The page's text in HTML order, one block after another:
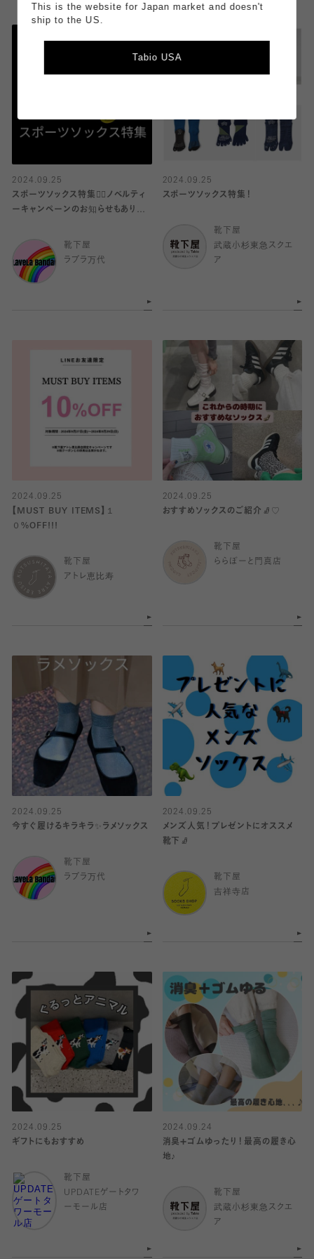
2024.09.25
スポーツソックス特集🏃‍♀️ノベルティ
ーキャンペーンのお知らせもありま
靴下屋
ラブラ万代
2024.09.25
スポーツソックス特集！
靴下屋
武蔵小杉東急スクエ
ア
2024.09.25
【MUST BUY ITEMS】１
０%OFF!!!
靴下屋
アトレ恵比寿
2024.09.25
おすすめソックスのご紹介🧦♡
靴下屋
ららぽーと門真店
2024.09.25
今すぐ履けるキラキラ✨️ラメソックス
靴下屋
ラブラ万代
2024.09.25
メンズ人気！プレゼントにオススメ
靴下🧦
靴下屋
吉祥寺店
2024.09.25
ギフトにもおすすめ
靴下屋
UPDATEゲートタワ
ーモール店
2024.09.24
消臭➕ゴムゆったり！最高の履き心
地♪
靴下屋
武蔵小杉東急スクエ
ア
This is the website for Japan market and doesn't
ship to the US.
Tabio USA